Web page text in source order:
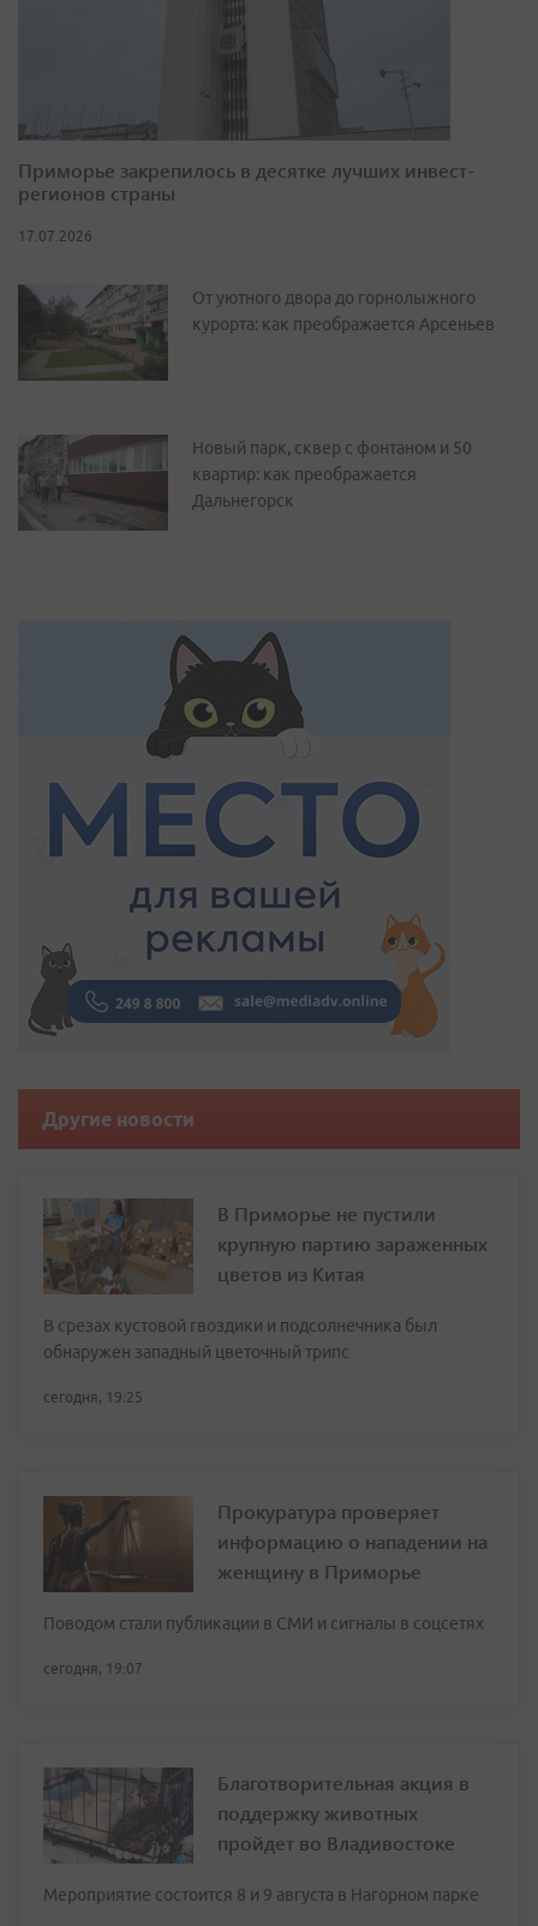
Приморье закрепилось в десятке лучших инвест-
регионов страны
17.07.2026
От уютного двора до горнолыжного
курорта: как преображается Арсеньев
Новый парк, сквер с фонтаном и 50
квартир: как преображается
Дальнегорск
Другие новости
В Приморье не пустили
крупную партию зараженных
цветов из Китая
В срезах кустовой гвоздики и подсолнечника был
обнаружен западный цветочный трипс
сегодня, 19:25
Прокуратура проверяет
информацию о нападении на
женщину в Приморье
Поводом стали публикации в СМИ и сигналы в соцсетях
сегодня, 19:07
Благотворительная акция в
поддержку животных
пройдет во Владивостоке
Мероприятие состоится 8 и 9 августа в Нагорном парке